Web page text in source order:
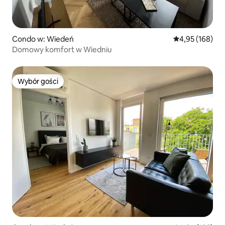
Condo w: Wiedeń Średnia
4,95 (168)
Domowy komfort w Wiedniu
Wybór gości
Wybór gości